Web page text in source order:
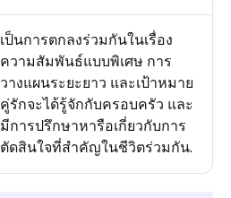
เป็นการตกลงร่วมกันในเรื่อง
ความสัมพันธ์แบบพิเศษ การ
วางแผนระยะยาว และเป้าหมาย
คู่รักจะได้รู้จักกับครอบครัว และ
มีการปรึกษาหารือเกี่ยวกับการ
ตัดสินใจที่สำคัญในชีวิตร่วมกัน.